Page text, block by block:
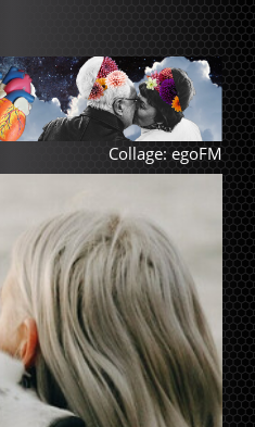
Collage: egoFM